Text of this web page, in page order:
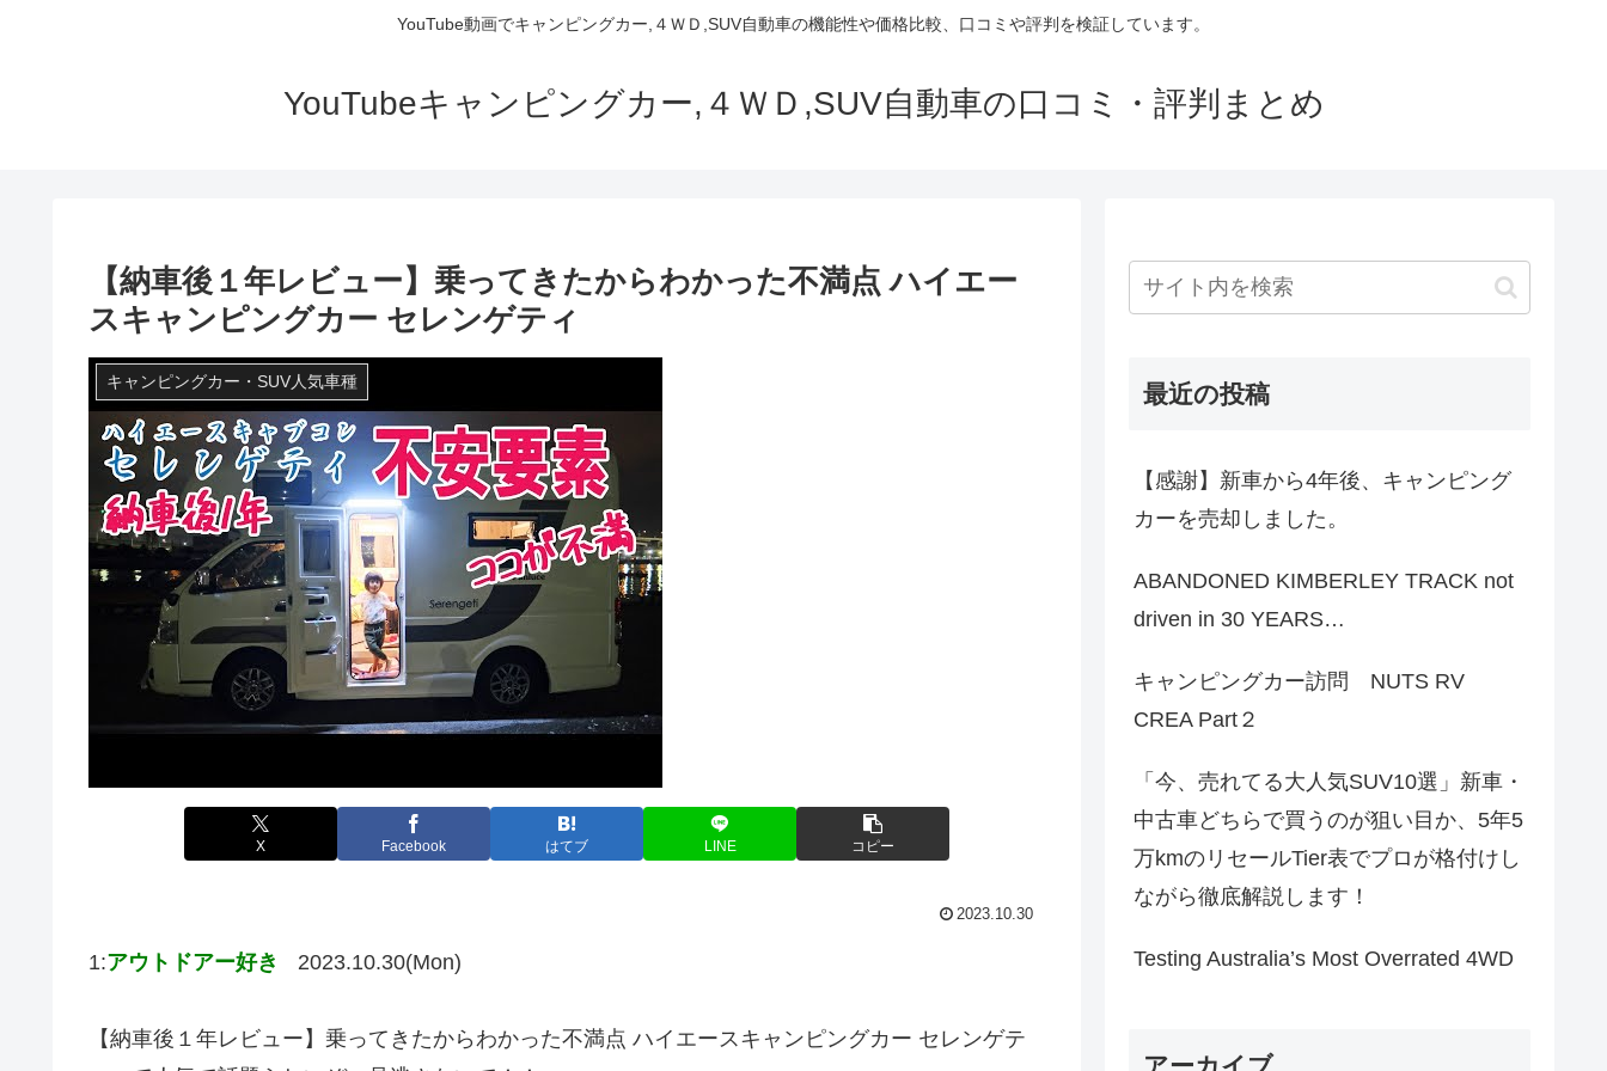
YouTube動画でキャンピングカー,４ＷＤ,SUV自動車の機能性や価格比較、口コミや評判を検証しています。
YouTubeキャンピングカー,４ＷＤ,SUV自動車の口コミ・評判まとめ
【納車後１年レビュー】乗ってきたからわかった不満点 ハイエー
スキャンピングカー セレンゲティ
キャンピングカー・SUV人気車種
X Facebook はてブ LINE コピー
2023.10.30
1:アウトドアー好き 2023.10.30(Mon)
【納車後１年レビュー】乗ってきたからわかった不満点 ハイエースキャンピングカー セレンゲテ
最近の投稿
【感謝】新車から4年後、キャンピング
カーを売却しました。
ABANDONED KIMBERLEY TRACK not
driven in 30 YEARS…
キャンピングカー訪問 NUTS RV
CREA Part２
「今、売れてる大人気SUV10選」新車・
中古車どちらで買うのが狙い目か、5年5
万kmのリセールTier表でプロが格付けし
ながら徹底解説します！
Testing Australia’s Most Overrated 4WD
アーカイブ